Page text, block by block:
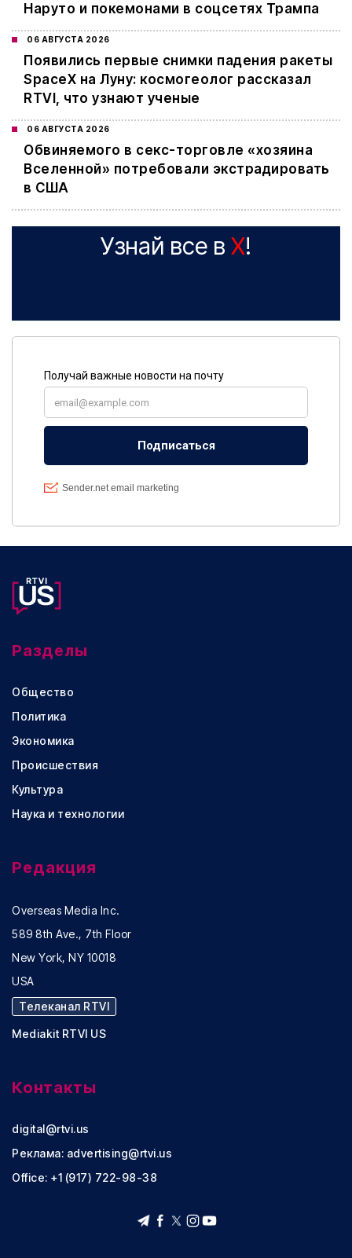
Наруто и покемонами в соцсетях Трампа
06 АВГУСТА 2026
Появились первые снимки падения ракеты
SpaceX на Луну: космогеолог рассказал
RTVI, что узнают ученые
06 АВГУСТА 2026
Обвиняемого в секс-торговле «хозяина
Вселенной» потребовали экстрадировать
в США
Узнай все в X!
Разделы
Общество
Политика
Экономика
Происшествия
Культура
Наука и технологии
Редакция
Overseas Media Inc.
589 8th Ave., 7th Floor
New York, NY 10018
USA
Телеканал RTVI
Mediakit RTVI US
Контакты
digital@rtvi.us
Реклама: advertising@rtvi.us
Office: +1 (917) 722-98-38